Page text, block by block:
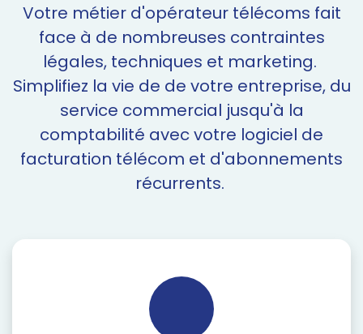
Votre métier d'opérateur télécoms fait
face à de nombreuses contraintes
légales, techniques et marketing.
Simplifiez la vie de de votre entreprise, du
service commercial jusqu'à la
comptabilité avec votre logiciel de
facturation télécom et d'abonnements
récurrents.